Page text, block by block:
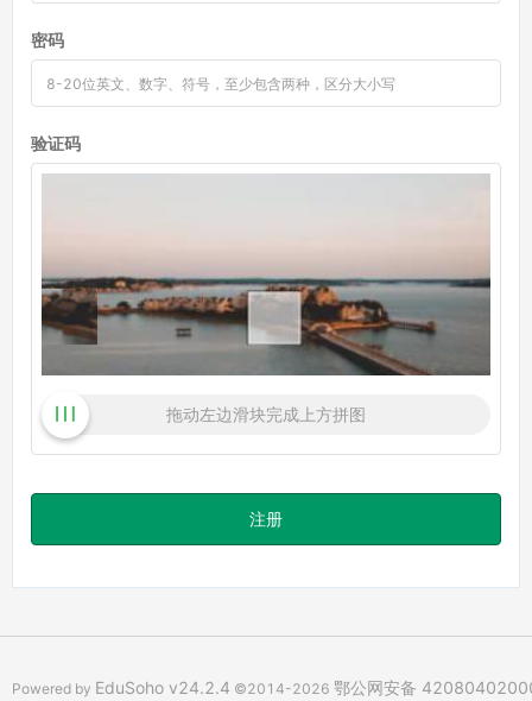
密码
验证码
拖动左边滑块完成上方拼图
注册
Powered by EduSoho v24.2.4 ©2014-2026 鄂公网安备